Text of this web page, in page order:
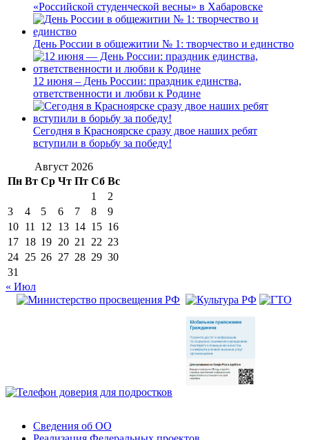
«Российской студенческой весны» в Хабаровске
День России в общежитии № 1: творчество и единство
12 июня – День России: праздник единства,
ответственности и любви к Родине
Сегодня в Красноярске сразу двое наших ребят
вступили в борьбу за победу!
Август 2026
Пн Вт Ср Чт Пт Сб Вс
1
2
3
4 5 6 7 8
9
10 11 12 13 14 15 16
17 18 19 20 21 22 23
24 25 26 27 28 29 30
31
« Июл
Сведения об ОО